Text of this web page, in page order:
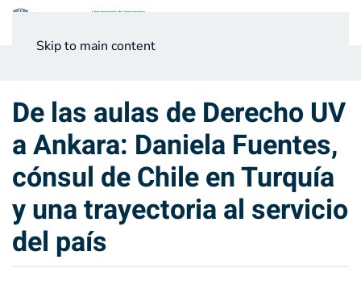
Skip to main content
De las aulas de Derecho UV
a Ankara: Daniela Fuentes,
cónsul de Chile en Turquía
y una trayectoria al servicio
del país